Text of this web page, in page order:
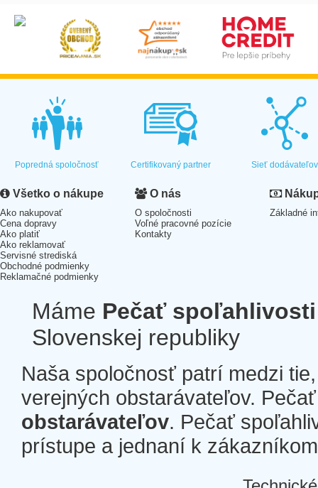
Popredná spoločnosť Certifikovaný partner Sieť dodávateľov
Všetko o nákupe
Ako nakupovať
Cena dopravy
Ako platiť
Ako reklamovať
Servisné strediská
Obchodné podmienky
Reklamačné podmienky
O nás
O spoločnosti
Voľné pracovné pozície
Kontakty
Základné
Máme Pečať spoľahlivosti
Slovenskej republiky
Naša spoločnosť patrí medzi
verejných obstarávateľov.
obstarávateľov. Pečať
prístupe a jednaní k